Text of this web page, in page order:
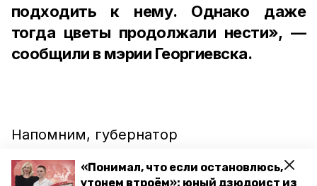
«Понимал, что если остановлюсь,
утонем втроём»: юный дзюдоист из
подходить к нему. Однако даже
тогда цветы продолжали нести», —
сообщили в мэрии Георгиевска.
Напомним, губернатор
Владимиров ранееотметил, что